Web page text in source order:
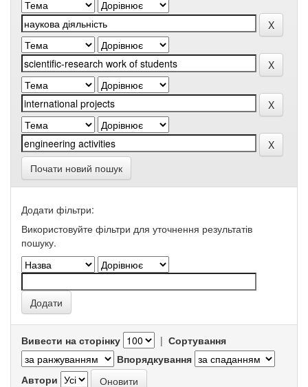
Почати новий пошук
Додати фільтри:
Використовуйте фільтри для уточнення результатів
пошуку.
Вивести на сторінку | Сортування
Впорядкування
Автори